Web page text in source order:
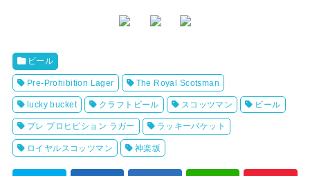
ビール
Pre-Prohibition Lager The Royal Scotsman
lucky bucket クラフトビール スコッツマン ビール
プレ プロヒビション ラガー ラッキーバケット
ロイヤルスコッツマン 神楽坂